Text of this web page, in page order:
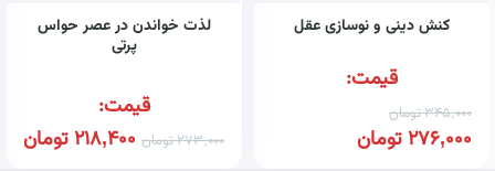
کنش دینی و نوسازی عقل
قیمت:
345,000تومان
276,000تومان
لذت خواندن در عصر حواس
پرتی
قیمت:
273,000تومان 218,400تومان